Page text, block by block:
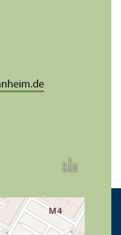
Bil
d:
N
o
b
e r
tB
a
c
h